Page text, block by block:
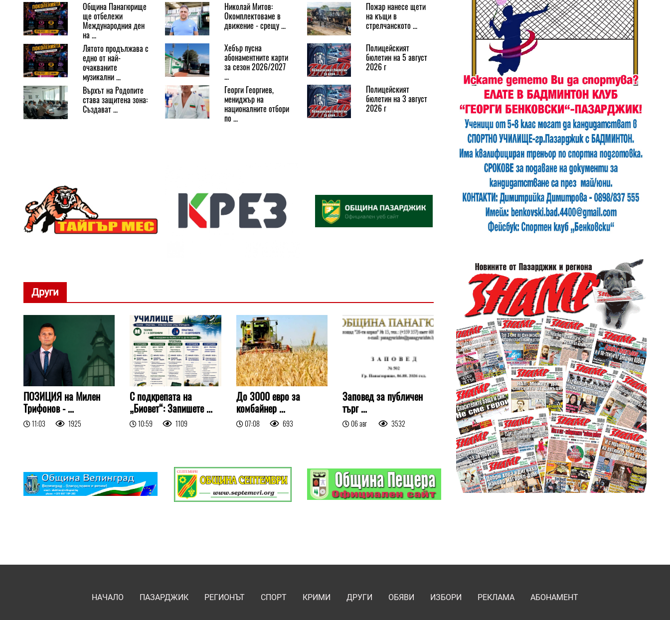
Община Панагюрище
ще отбележи
Международния ден
на ...
Лятото продължава с
едно от най-
очакваните
музикални ...
Върхът на Родопите
става защитена зона:
Създават ...
Николай Митов:
Окомплектоваме в
движение - срещу ...
Хебър пусна
абонаментните карти
за сезон 2026/2027
...
Георги Георгиев,
мениджър на
националните отбори
по ...
Пожар нанесе щети
на къщи в
стрелчанското ...
Полицейският
бюлетин на 5 август
2026 г
Полицейският
бюлетин на 3 август
2026 г
Други
ПОЗИЦИЯ на Милен
Трифонов - ...
11:03 1925
С подкрепата на
„Биовет“: Запишете ...
10:59 1109
До 3000 евро за
комбайнер ...
07:08 693
Заповед за публичен
търг ...
06 авг 3532
НАЧАЛО ПАЗАРДЖИК РЕГИОНЪТ СПОРТ КРИМИ ДРУГИ ОБЯВИ ИЗБОРИ РЕКЛАМА АБОНАМЕНТ